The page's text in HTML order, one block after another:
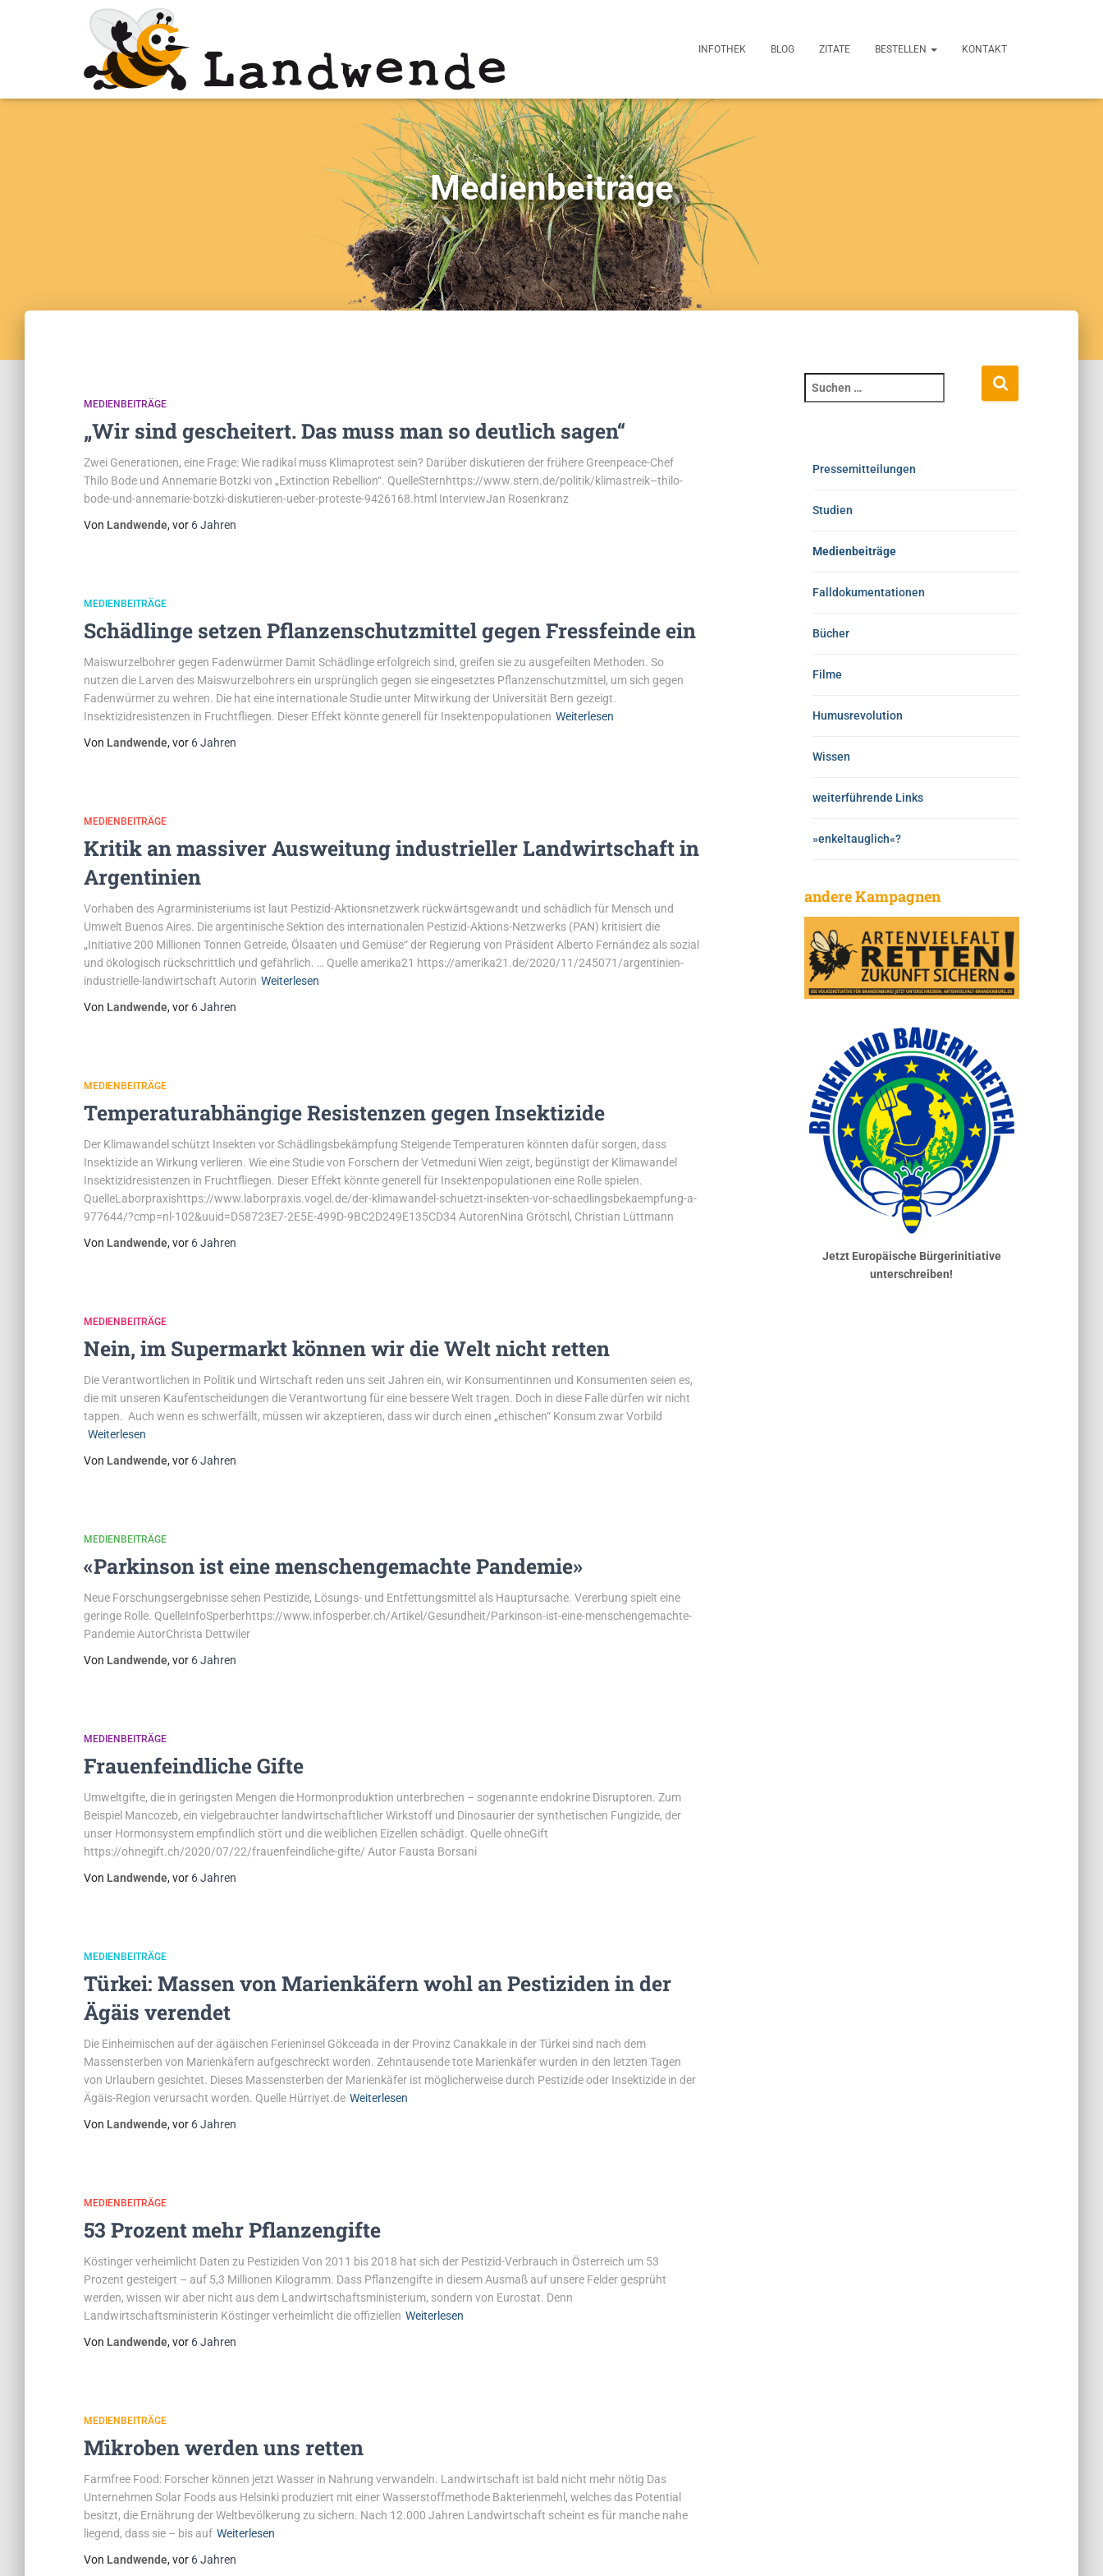
INFOTHEK BLOG ZITATE BESTELLEN KONTAKT
Medienbeiträge
MEDIENBEITRÄGE
„Wir sind gescheitert. Das muss man so deutlich sagen“
Zwei Generationen, eine Frage: Wie radikal muss Klimaprotest sein? Darüber diskutieren der frühere Greenpeace-Chef
Thilo Bode und Annemarie Botzki von „Extinction Rebellion“. QuelleSternhttps://www.stern.de/politik/klimastreik–thilo-
bode-und-annemarie-botzki-diskutieren-ueber-proteste-9426168.html InterviewJan Rosenkranz
Von Landwende, vor 6 Jahren
MEDIENBEITRÄGE
Schädlinge setzen Pflanzenschutzmittel gegen Fressfeinde ein
Maiswurzelbohrer gegen Fadenwürmer Damit Schädlinge erfolgreich sind, greifen sie zu ausgefeilten Methoden. So
nutzen die Larven des Maiswurzelbohrers ein ursprünglich gegen sie eingesetztes Pflanzenschutzmittel, um sich gegen
Fadenwürmer zu wehren. Die hat eine internationale Studie unter Mitwirkung der Universität Bern gezeigt.
Insektizidresistenzen in Fruchtfliegen. Dieser Effekt könnte generell für Insektenpopulationen Weiterlesen
Von Landwende, vor 6 Jahren
MEDIENBEITRÄGE
Kritik an massiver Ausweitung industrieller Landwirtschaft in
Argentinien
Vorhaben des Agrarministeriums ist laut Pestizid-Aktionsnetzwerk rückwärtsgewandt und schädlich für Mensch und
Umwelt Buenos Aires. Die argentinische Sektion des internationalen Pestizid-Aktions-Netzwerks (PAN) kritisiert die
„Initiative 200 Millionen Tonnen Getreide, Ölsaaten und Gemüse“ der Regierung von Präsident Alberto Fernández als sozial
und ökologisch rückschrittlich und gefährlich. … Quelle amerika21 https://amerika21.de/2020/11/245071/argentinien-
industrielle-landwirtschaft Autorin Weiterlesen
Von Landwende, vor 6 Jahren
MEDIENBEITRÄGE
Temperaturabhängige Resistenzen gegen Insektizide
Der Klimawandel schützt Insekten vor Schädlingsbekämpfung Steigende Temperaturen könnten dafür sorgen, dass
Insektizide an Wirkung verlieren. Wie eine Studie von Forschern der Vetmeduni Wien zeigt, begünstigt der Klimawandel
Insektizidresistenzen in Fruchtfliegen. Dieser Effekt könnte generell für Insektenpopulationen eine Rolle spielen.
QuelleLaborpraxishttps://www.laborpraxis.vogel.de/der-klimawandel-schuetzt-insekten-vor-schaedlingsbekaempfung-a-
977644/?cmp=nl-102&uuid=D58723E7-2E5E-499D-9BC2D249E135CD34 AutorenNina Grötschl, Christian Lüttmann
Von Landwende, vor 6 Jahren
MEDIENBEITRÄGE
Nein, im Supermarkt können wir die Welt nicht retten
Die Verantwortlichen in Politik und Wirtschaft reden uns seit Jahren ein, wir Konsumentinnen und Konsumenten seien es,
die mit unseren Kaufentscheidungen die Verantwortung für eine bessere Welt tragen. Doch in diese Falle dürfen wir nicht
tappen. Auch wenn es schwerfällt, müssen wir akzeptieren, dass wir durch einen „ethischen“ Konsum zwar Vorbild
Weiterlesen
Von Landwende, vor 6 Jahren
MEDIENBEITRÄGE
«Parkinson ist eine menschengemachte Pandemie»
Neue Forschungsergebnisse sehen Pestizide, Lösungs- und Entfettungsmittel als Hauptursache. Vererbung spielt eine
geringe Rolle. QuelleInfoSperberhttps://www.infosperber.ch/Artikel/Gesundheit/Parkinson-ist-eine-menschengemachte-
Pandemie AutorChrista Dettwiler
Von Landwende, vor 6 Jahren
MEDIENBEITRÄGE
Frauenfeindliche Gifte
Umweltgifte, die in geringsten Mengen die Hormonproduktion unterbrechen – sogenannte endokrine Disruptoren. Zum
Beispiel Mancozeb, ein vielgebrauchter landwirtschaftlicher Wirkstoff und Dinosaurier der synthetischen Fungizide, der
unser Hormonsystem empfindlich stört und die weiblichen Eizellen schädigt. Quelle ohneGift
https://ohnegift.ch/2020/07/22/frauenfeindliche-gifte/ Autor Fausta Borsani
Von Landwende, vor 6 Jahren
MEDIENBEITRÄGE
Türkei: Massen von Marienkäfern wohl an Pestiziden in der
Ägäis verendet
Die Einheimischen auf der ägäischen Ferieninsel Gökceada in der Provinz Canakkale in der Türkei sind nach dem
Massensterben von Marienkäfern aufgeschreckt worden. Zehntausende tote Marienkäfer wurden in den letzten Tagen
von Urlaubern gesichtet. Dieses Massensterben der Marienkäfer ist möglicherweise durch Pestizide oder Insektizide in der
Ägäis-Region verursacht worden. Quelle Hürriyet.de Weiterlesen
Von Landwende, vor 6 Jahren
MEDIENBEITRÄGE
53 Prozent mehr Pflanzengifte
Köstinger verheimlicht Daten zu Pestiziden Von 2011 bis 2018 hat sich der Pestizid-Verbrauch in Österreich um 53
Prozent gesteigert – auf 5,3 Millionen Kilogramm. Dass Pflanzengifte in diesem Ausmaß auf unsere Felder gesprüht
werden, wissen wir aber nicht aus dem Landwirtschaftsministerium, sondern von Eurostat. Denn
Landwirtschaftsministerin Köstinger verheimlicht die offiziellen Weiterlesen
Von Landwende, vor 6 Jahren
MEDIENBEITRÄGE
Mikroben werden uns retten
Farmfree Food: Forscher können jetzt Wasser in Nahrung verwandeln. Landwirtschaft ist bald nicht mehr nötig Das
Unternehmen Solar Foods aus Helsinki produziert mit einer Wasserstoffmethode Bakterienmehl, welches das Potential
besitzt, die Ernährung der Weltbevölkerung zu sichern. Nach 12.000 Jahren Landwirtschaft scheint es für manche nahe
liegend, dass sie – bis auf Weiterlesen
Von Landwende, vor 6 Jahren
Pressemitteilungen
Studien
Medienbeiträge
Falldokumentationen
Bücher
Filme
Humusrevolution
Wissen
weiterführende Links
»enkeltauglich«?
andere Kampagnen
Jetzt Europäische Bürgerinitiative
unterschreiben!